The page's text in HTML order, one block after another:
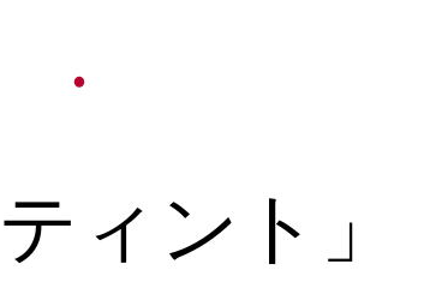
メニュ
ィント」